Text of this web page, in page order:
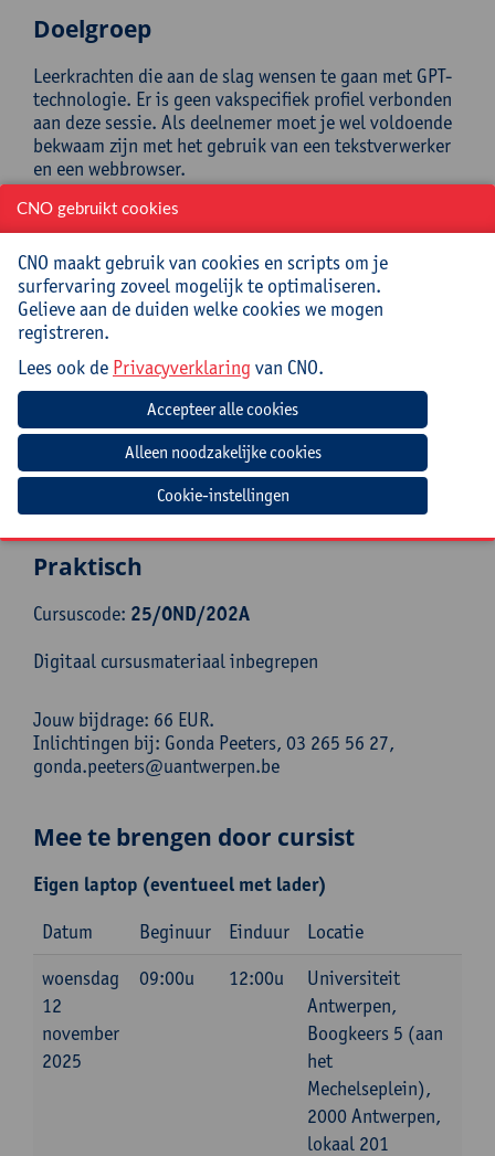
Doelgroep
Leerkrachten die aan de slag wensen te gaan met GPT-
technologie. Er is geen vakspecifiek profiel verbonden
aan deze sessie. Als deelnemer moet je wel voldoende
bekwaam zijn met het gebruik van een tekstverwerker
en een webbrowser.
Begeleiding
Robbe Wulgaert is leraar programmeren, artificiële
intelligentie en Design Thinking in Gent. Je vindt hem
voor de klas als leerkracht op het Sint-Lievenscollege,
als lesgever bij het Centrum Nascholing Onderwijs van
de Universiteit Antwerpen of als AI-onderzoeker
duchtig aan het werk in een Gentse koffiebar.
Daarnaast is hij ook auteur van het boek ‘AI in de klas
– Praktische gids voor onderwijsprofessionals’. Ben je
gefascineerd door programmeren of op zoek naar
digitaal lesmateriaal rond artificiële intelligentie, AI-
geletterdheid en computationeel denken? Dan ben je
bij hem aan het juiste adres!
Praktisch
Cursuscode: 25/OND/202A
Digitaal cursusmateriaal inbegrepen
Jouw bijdrage: 66 EUR.
Inlichtingen bij: Gonda Peeters, 03 265 56 27,
gonda.peeters@uantwerpen.be
Mee te brengen door cursist
Eigen laptop (eventueel met lader)
Datum Beginuur Einduur
Locatie
woensdag
12
november
2025
09:00u 12:00u
Universiteit
Antwerpen,
Boogkeers 5 (aan
het
Mechelseplein),
2000 Antwerpen,
lokaal 201
CNO gebruikt cookies
CNO maakt gebruik van cookies en scripts om je
surfervaring zoveel mogelijk te optimaliseren.
Gelieve aan de duiden welke cookies we mogen
registreren.
Lees ook de Privacyverklaring van CNO.
Cookie-instellingen